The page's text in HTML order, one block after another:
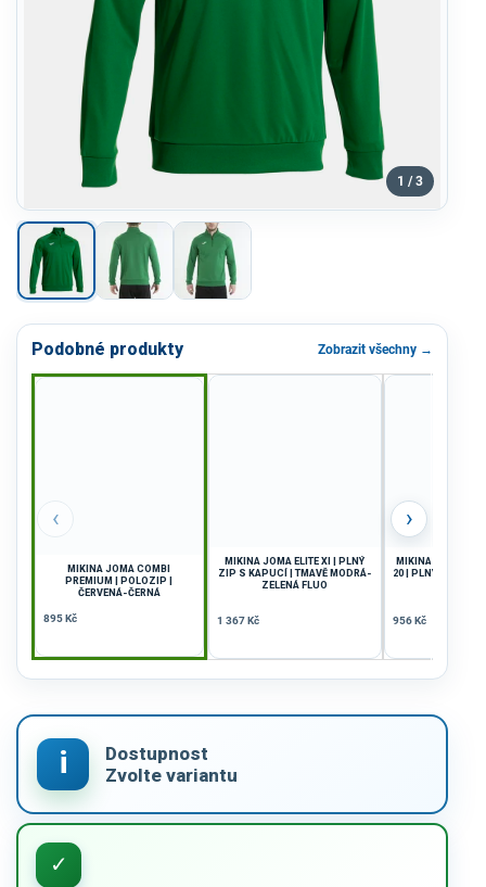
1 / 3
Podobné produkty Zobrazit všechny →
‹
MIKINA JOMA COMBI
PREMIUM | POLOZIP |
ČERVENÁ-ČERNÁ
895 Kč
MIKINA JOMA ELITE XI | PLNÝ
ZIP S KAPUCÍ | TMAVĚ MODRÁ-
ZELENÁ FLUO
1 367 Kč
MIKINA JOMA
20 | PLNÝ ZIP |
956 Kč
›